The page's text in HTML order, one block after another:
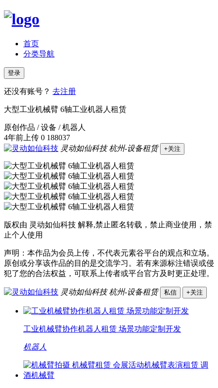
首页
分类导航
登录
还没有账号？ 去注册
大型工业机械臂 6轴工业机器人租赁
原创作品 / 设备 / 机器人
4年前上传 0 188037
灵动如仙科技 杭州-设备租赁 +关注
版权由 灵动如仙科技 解释,禁止匿名转载，禁止商业使用，禁
止个人使用
声明：本作品为会员上传，不代表元素谷平台的观点和立场。
原创或分享该作品的目的是交流学习。若有来源标注错误或侵
犯了您的合法权益，可联系上传者或平台官方及时更正处理。
灵动如仙科技 杭州-设备租赁 私信 +关注
工业机械臂协作机器人租赁 场景功能定制开发
机器人